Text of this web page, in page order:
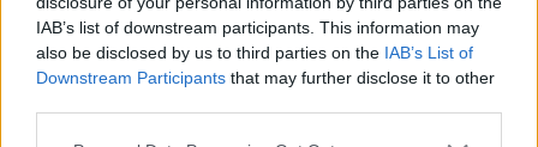
IAB’s list of downstream participants. This information may
also be disclosed by us to third parties on the IAB’s List of
Downstream Participants that may further disclose it to other
Κύπριος υπουργός Εξωτερικών, ο κ. Κασουλίδης,
χαρακτήρισαν δυσμενή εξέλιξη.